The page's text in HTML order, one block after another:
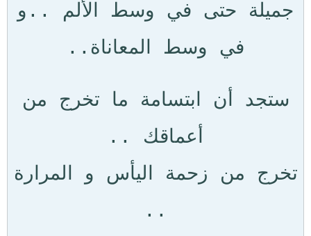
جميلة حتى في وسط الألم ..و
في وسط المعاناة..
ستجد أن ابتسامة ما تخرج من
أعماقك ..
تخرج من زحمة اليأس و المرارة
..